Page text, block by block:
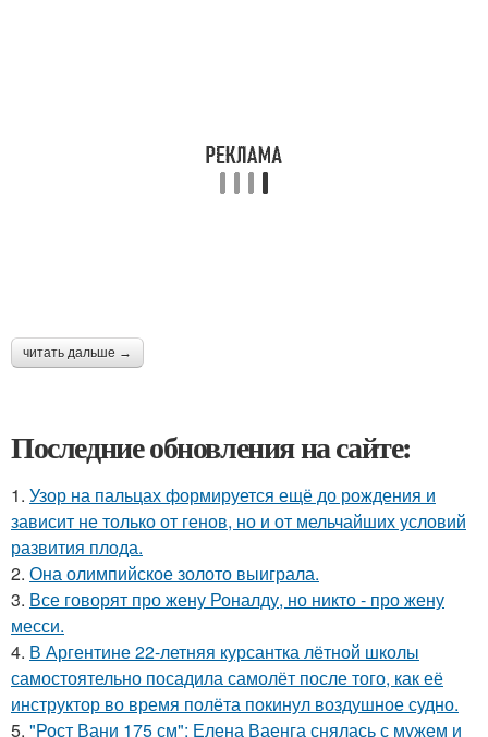
читать дальше →
Последние обновления на сайте:
1. Узор на пальцах формируется ещё до рождения и
зависит не только от генов, но и от мельчайших условий
развития плода.
2. Она олимпийское золото выиграла.
3. Все говорят про жену Роналду, но никто - про жену
месси.
4. В Аргентине 22-летняя курсантка лётной школы
самостоятельно посадила самолёт после того, как её
инструктор во время полёта покинул воздушное судно.
5. "Рост Вани 175 см": Елена Ваенга снялась с мужем и